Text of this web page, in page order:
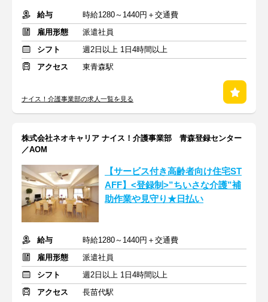
給与
時給1280～1440円＋交通費
雇用形態
派遣社員
シフト
週2日以上 1日4時間以上
アクセス
東青森駅
ナイス！介護事業部の求人一覧を見る
株式会社ネオキャリア ナイス！介護事業部 青森登録センター
／AOM
【サービス付き高齢者向け住宅ST
AFF】<登録制>”ちいさな介護”補
助作業や見守り★日払い
給与
時給1280～1440円＋交通費
雇用形態
派遣社員
シフト
週2日以上 1日4時間以上
アクセス
長苗代駅